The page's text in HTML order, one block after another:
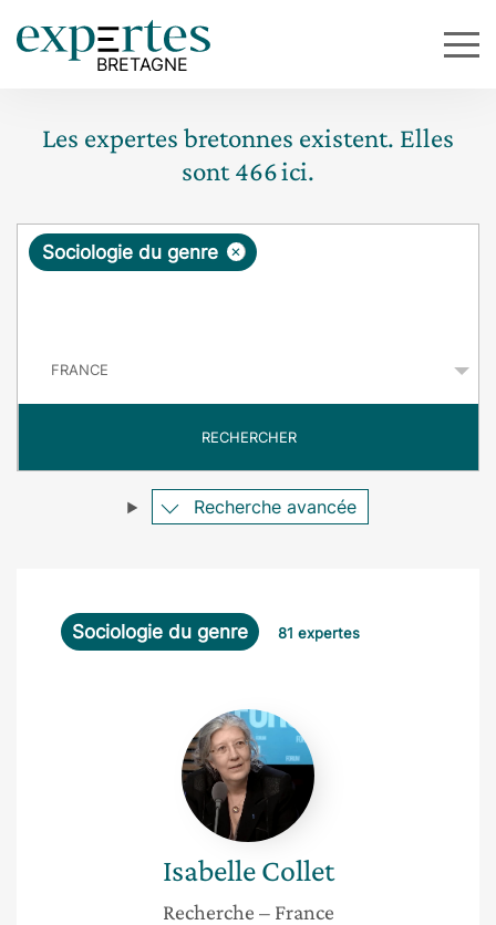
Les expertes bretonnes existent. Elles
sont466ici.
R
ê
e
×
Sociologie du genre
RECHERCHER
Recherche avancée
Sociologie du genre 81 expertes
Isabelle
Collet
Isabelle Collet
Recherche – France